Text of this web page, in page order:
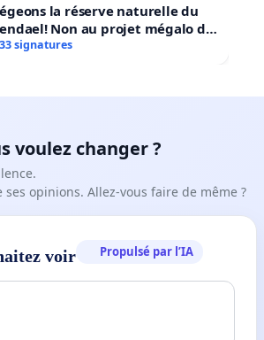
la réserve naturelle du
Non au projet mégalo du
sportif Le Roseau!
signatures
voulez changer ?
opinions. Allez-vous faire de même ?
voir Propulsé par l’IA